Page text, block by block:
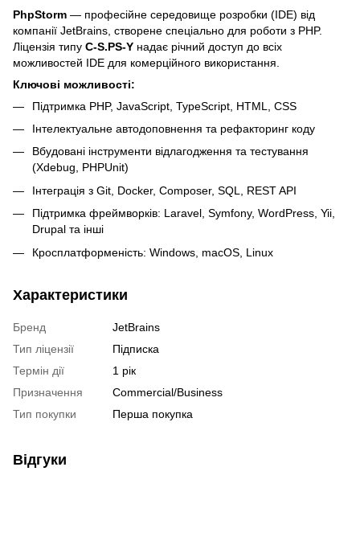
PhpStorm — професійне середовище розробки (IDE) від
компанії JetBrains, створене спеціально для роботи з PHP.
Ліцензія типу C-S.PS-Y надає річний доступ до всіх
можливостей IDE для комерційного використання.
Ключові можливості:
Підтримка PHP, JavaScript, TypeScript, HTML, CSS
Інтелектуальне автодоповнення та рефакторинг коду
Вбудовані інструменти відлагодження та тестування
(Xdebug, PHPUnit)
Інтеграція з Git, Docker, Composer, SQL, REST API
Підтримка фреймворків: Laravel, Symfony, WordPress, Yii,
Drupal та інші
Кросплатформеність: Windows, macOS, Linux
Характеристики
Бренд
JetBrains
Тип ліцензії
Підписка
Термін дії
1 рік
Призначення
Commercial/Business
Тип покупки
Перша покупка
Відгуки